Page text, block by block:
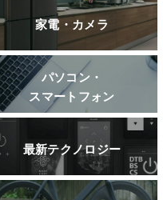
家電・カメラ
パソコン・
スマートフォン
最新テクノロジー